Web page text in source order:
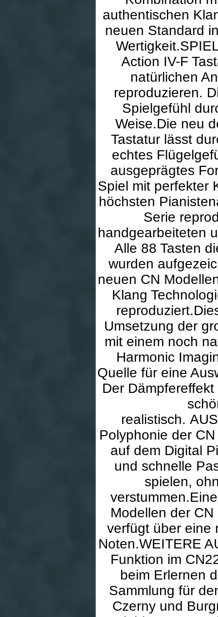
authentischen
neuen Standard
Action IV-F
natürlichen
reproduzieren.
Spielgefühl
Weise.Die neu
Tastatur lässt
echtes
ausgeprägtes
Spiel mit perfekter
höchsten
Serie
handgearbeiteten
Alle 88 Tasten
wurden
neuen CN
Klang
Umsetzung der
mit einem noch
Harmonic
Quelle für eine
Der
realistisch.
Polyphonie der
auf dem Digital
und schnelle
spielen,
Modellen der
verfügt über eine
Noten.WEITERE
Funktion im
beim Erlernen
Sammlung für
Czerny und